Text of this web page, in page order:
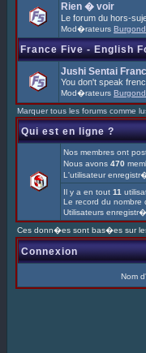
Rien � voir
Le forum du hors-
Mod�rateurs
France Five - English
Jushi Sentai
You don't speak
Mod�rateurs
Marquer tous les forums comme
Qui est en ligne ?
Nos membres ont
Nous avons 470
L'utilisateur
Il y a en tout 11
Le record du nombre
Utilisateurs
Ces donn�es sont bas�es sur
Connexion
Nom